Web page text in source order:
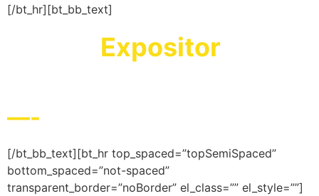
[/bt_hr][bt_bb_text]
Expositor
—-
[/bt_bb_text][bt_hr top_spaced=”topSemiSpaced”
bottom_spaced=”not-spaced”
transparent_border=”noBorder” el_class=”” el_style=””]